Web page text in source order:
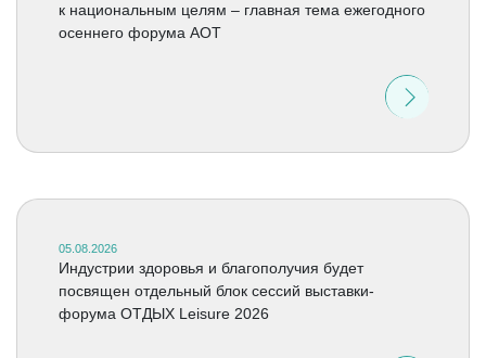
к национальным целям – главная тема ежегодного
осеннего форума АОТ
05.08.2026
Индустрии здоровья и благополучия будет
посвящен отдельный блок сессий выставки-
форума ОТДЫХ Leisure 2026